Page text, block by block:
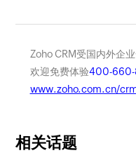
Zoho CRM受国内外企
欢迎免费体验400-
www.zoho.com.cn/
相关话题